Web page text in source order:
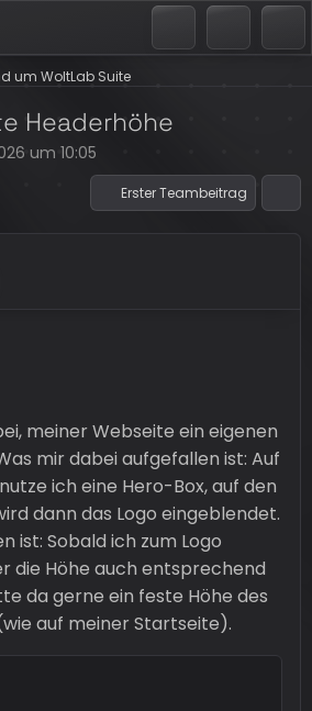
um WoltLab Suite
Headerhöhe
um 10:05
Erster Teambeitrag
meiner Webseite ein eigenen
mir dabei aufgefallen ist: Auf
ich eine Hero-Box, auf den
dann das Logo eingeblendet.
ist: Sobald ich zum Logo
die Höhe auch entsprechend
da gerne ein feste Höhe des
auf meiner Startseite).